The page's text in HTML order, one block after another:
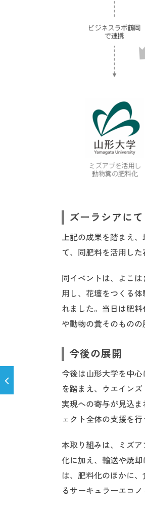
ズーラシアに
上記の成果を踏まえ
て、同肥料を活用し
同イベントは、よこ
用し、花壇をつくる
れました。当日は肥
や動物の糞そのもの
今後の展開
今後は山形大学を中
を踏まえ、ウエイン
実現への寄与が見込
ェクト全体の支援を行
本取り組みは、ミズ
化に加え、輸送や焼
は、肥料化のほかに
るサーキュラーエコ